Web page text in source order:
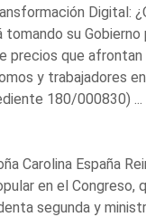
Digital:
su Gobierno
precios que afrontan
y trabajadores
180/000830) ...
Carolina España
en el Congreso,
segunda y